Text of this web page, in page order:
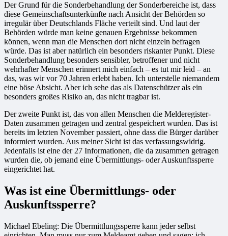
Der Grund für die Sonderbehandlung der Sonderbereiche ist, dass
diese Gemeinschaftsunterkünfte nach Ansicht der Behörden so
irregulär über Deutschlands Fläche verteilt sind. Und laut der
Behörden würde man keine genauen Ergebnisse bekommen
können, wenn man die Menschen dort nicht einzeln befragen
würde. Das ist aber natürlich ein besonders riskanter Punkt. Diese
Sonderbehandlung besonders sensibler, betroffener und nicht
wehrhafter Menschen erinnert mich einfach – es tut mir leid – an
das, was wir vor 70 Jahren erlebt haben. Ich unterstelle niemandem
eine böse Absicht. Aber ich sehe das als Datenschützer als ein
besonders großes Risiko an, das nicht tragbar ist.
Der zweite Punkt ist, das von allen Menschen die Melderegister-
Daten zusammen getragen und zentral gespeichert wurden. Das ist
bereits im letzten November passiert, ohne dass die Bürger darüber
informiert wurden. Aus meiner Sicht ist das verfassungswidrig.
Jedenfalls ist eine der 27 Informationen, die da zusammen getragen
wurden die, ob jemand eine Übermittlungs- oder Auskunftssperre
eingerichtet hat.
Was ist eine Übermittlungs- oder
Auskunftssperre?
Michael Ebeling: Die Übermittlungssperre kann jeder selbst